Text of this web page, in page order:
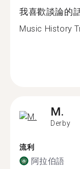
我喜歡談論的
Music History
M.
Derby
流利
阿拉伯語